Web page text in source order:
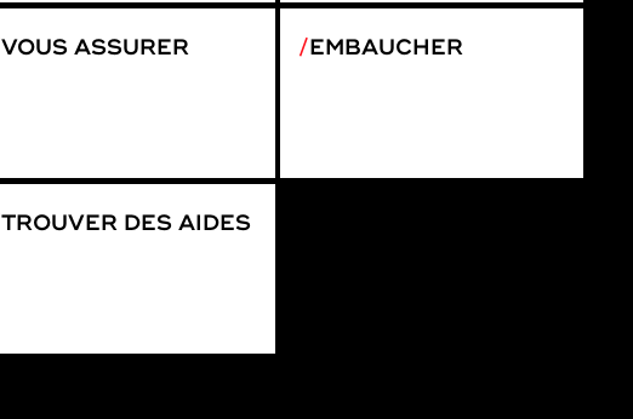
VOUS ASSURER EMBAUCHER
TROUVER DES AIDES